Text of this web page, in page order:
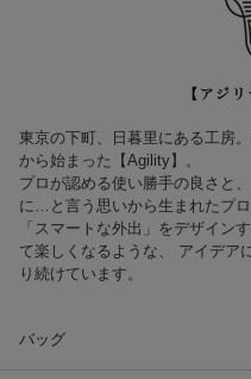
東京の下町、日暮里にある工房
から始まった【Agility】。
プロが認める使い勝手の良さと
に…と言う思いから生まれたプロ
「スマートな外出」をデザイン
て楽しくなるような、 アイデア
り続けています。
バッグ